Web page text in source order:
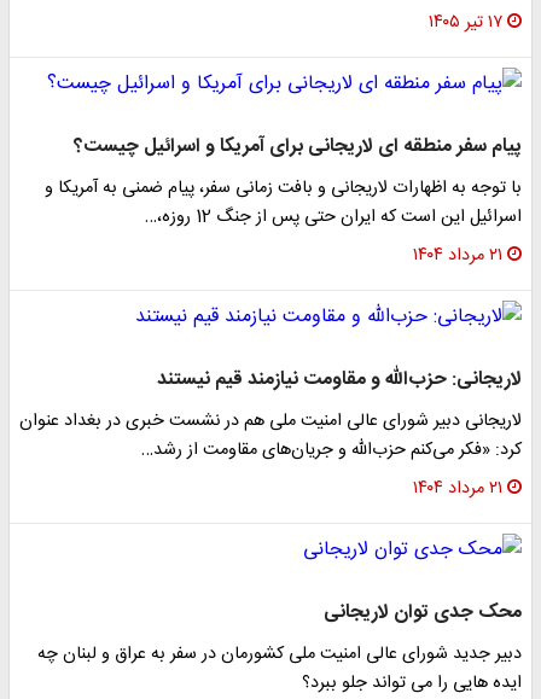
۱۷ تیر ۱۴۰۵
پیام سفر منطقه ای لاریجانی برای آمریکا و اسرائیل چیست؟
با توجه به اظهارات لاریجانی و بافت زمانی سفر، پیام ضمنی به آمریکا و
اسرائیل این است که ایران حتی پس از جنگ 12 روزه،…
۲۱ مرداد ۱۴۰۴
لاریجانی: حزب‌الله و مقاومت نیازمند قیم نیستند
لاریجانی دبیر شورای عالی امنیت ملی هم در نشست خبری در بغداد عنوان
کرد: «فکر می‌کنم حزب‌الله و جریان‌های مقاومت از رشد…
۲۱ مرداد ۱۴۰۴
محک جدی توان لاریجانی
دبیر جدید شورای عالی امنیت ملی کشورمان در سفر به عراق و لبنان چه
ایده هایی را می تواند جلو ببرد؟